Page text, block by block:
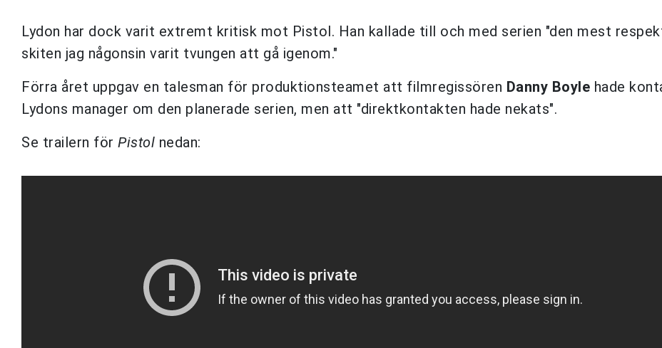
Lydon har dock varit extremt kritisk mot Pistol. Han kallade till och med serien "den mest
skiten jag någonsin varit tvungen att gå igenom."
Förra året uppgav en talesman för produktionsteamet att filmregissören Danny Boyle hade
Lydons manager om den planerade serien, men att "direktkontakten hade nekats".
Se trailern för Pistol nedan: